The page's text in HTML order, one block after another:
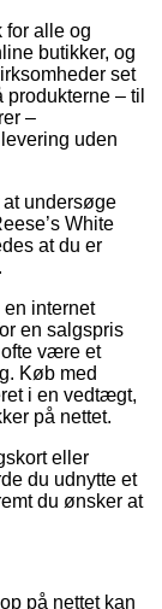
for alle og
butikker, og
set
– til
–
uden
undersøge
White
at du er
internet
en salgspris
være et
Køb med
i en vedtægt,
på nettet.
eller
du udnytte et
du ønsker at
på nettet kan